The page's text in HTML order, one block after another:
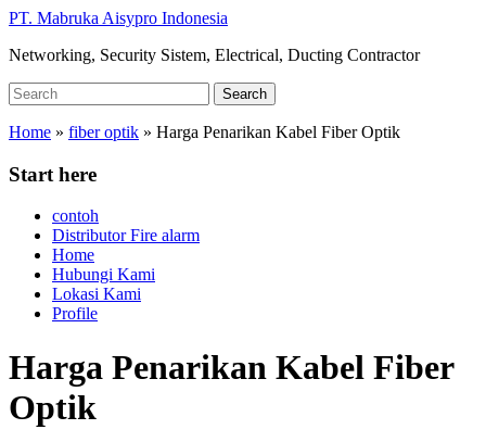
Skip
main
PT. Mabruka Aisypro Indonesia
Networking, Security Sistem, Electrical, Ducting Contractor
Search
for:
Search
Home » fiber optik » Harga Penarikan Kabel Fiber Optik
Start here
contoh
Distributor Fire alarm
Home
Hubungi Kami
Lokasi Kami
Profile
Harga Penarikan Kabel Fiber
Optik